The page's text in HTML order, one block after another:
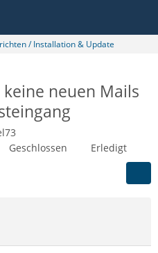
/ Installation & Update
neuen Mails
Geschlossen Erledigt